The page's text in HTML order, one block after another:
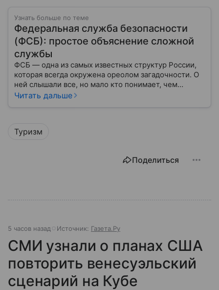
Узнать больше по теме
Федеральная служба безопасности
(ФСБ): простое объяснение сложной
службы
ФСБ — одна из самых известных структур России,
которая всегда окружена ореолом загадочности. О
ней слышали все, но мало кто понимает, чем
именно занимается Федеральная служба
Читать дальше
Туризм
Поделиться
5 часов назад Источник: Газета.Ру
СМИ узнали о планах США
повторить венесуэльский
сценарий на Кубе